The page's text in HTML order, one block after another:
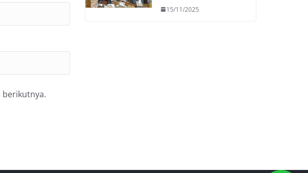
berikutnya.
15/11/2025